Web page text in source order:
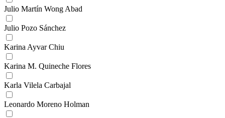
Julio Martín Wong Abad
Julio Pozo Sánchez
Karina Ayvar Chiu
Karina M. Quineche Flores
Karla Vilela Carbajal
Leonardo Moreno Holman